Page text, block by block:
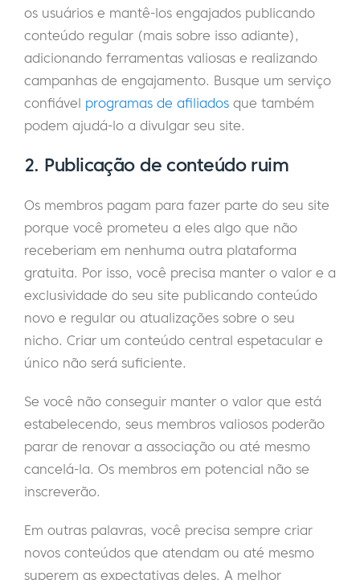
os usuários e mantê-los engajados publicando
conteúdo regular (mais sobre isso adiante),
adicionando ferramentas valiosas e realizando
campanhas de engajamento. Busque um serviço
confiável programas de afiliados que também
podem ajudá-lo a divulgar seu site.
2. Publicação de conteúdo ruim
Os membros pagam para fazer parte do seu site
porque você prometeu a eles algo que não
receberiam em nenhuma outra plataforma
gratuita. Por isso, você precisa manter o valor e a
exclusividade do seu site publicando conteúdo
novo e regular ou atualizações sobre o seu
nicho. Criar um conteúdo central espetacular e
único não será suficiente.
Se você não conseguir manter o valor que está
estabelecendo, seus membros valiosos poderão
parar de renovar a associação ou até mesmo
cancelá-la. Os membros em potencial não se
inscreverão.
Em outras palavras, você precisa sempre criar
novos conteúdos que atendam ou até mesmo
superem as expectativas deles. A melhor